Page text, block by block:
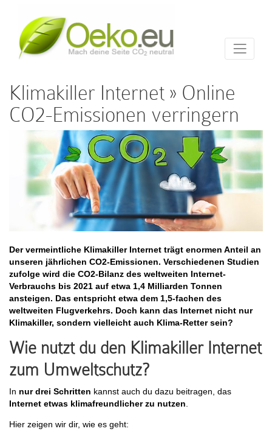
Klimakiller Internet » Online
CO2-Emissionen verringern
Der vermeintliche Klimakiller Internet trägt enormen Anteil an
unseren jährlichen CO2-Emissionen. Verschiedenen Studien
zufolge wird die CO2-Bilanz des weltweiten Internet-
Verbrauchs bis 2021 auf etwa 1,4 Milliarden Tonnen
ansteigen. Das entspricht etwa dem 1,5-fachen des
weltweiten Flugverkehrs. Doch kann das Internet nicht nur
Klimakiller, sondern vielleicht auch Klima-Retter sein?
Wie nutzt du den Klimakiller Internet
zum Umweltschutz?
In nur drei Schritten kannst auch du dazu beitragen, das
Internet etwas klimafreundlicher zu nutzen
Hier zeigen wir dir, wie es geht: